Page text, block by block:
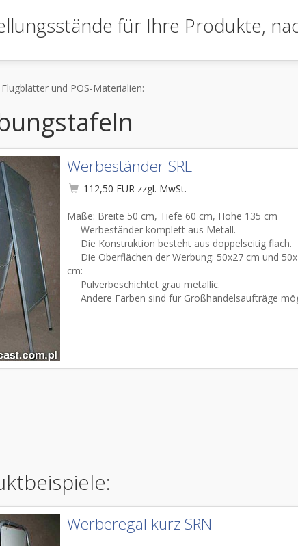
für Ihre Produkte,
und POS-Materialien:
Werbeständer SRE
112,50 EUR zzgl. MwSt.
Maße: Breite 50 cm, Tiefe 60 cm, Höhe 135 cm
Werbeständer komplett aus Metall.
Die Konstruktion besteht aus doppelseitig flach.
Die Oberflächen der Werbung: 50x27 cm und
cm:
Pulverbeschichtet grau metallic.
Andere Farben sind für Großhandelsaufträge
Werberegal kurz SRN